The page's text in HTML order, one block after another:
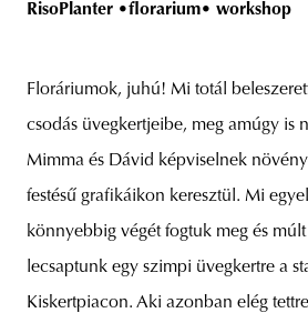
RisoPlanter •florarium• workshop
Floráriumok, juhú! Mi totál
csodás üvegkertjeibe, meg amúgy is
Mimma és Dávid képviselnek
festésű grafikáikon keresztül. Mi
könnyebbig végét fogtuk meg és
lecsaptunk egy szimpi üvegkertre a
Kiskertpiacon. Aki azonban elég